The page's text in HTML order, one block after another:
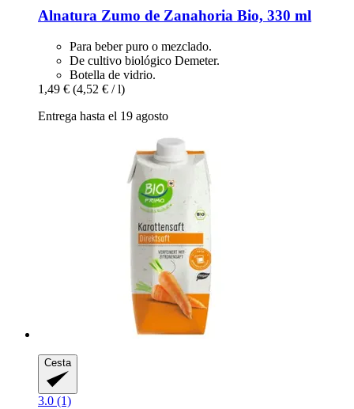
Alnatura Zumo de Zanahoria Bio, 330 ml
Para beber puro o mezclado.
De cultivo biológico Demeter.
Botella de vidrio.
1,49 € (4,52 € / l)
Entrega hasta el 19 agosto
Cesta
3.0 (1)